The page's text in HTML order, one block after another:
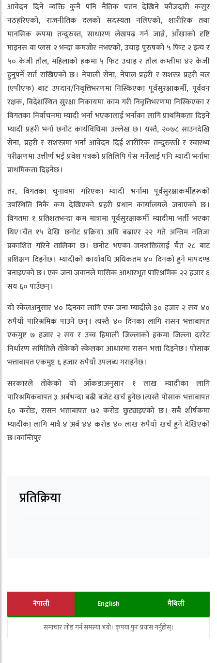
आवेदन दिने व्यक्ति कुनै पनि नैतिक पतन देखिने फौजदारी कसुर
नठहरिएको, राजनीतिक दलको सदस्यता नलिएको, शारीरिक तथा
मानसिक रूपमा तन्दुरुस्त, साधारण लेखपढ गर्न जान्ने, आँखाको दृष्टि
माइनस वा प्लस २ भन्दा कमजोर नभएको, उचाइ पुरुषको ५ फिट २ इन्च र
५० केजी तौल, महिलाको हकमा ५ फिट उचाइ र तौल कम्तीमा ४२ केजी
हुनुपर्ने सर्त राखिएको छ । नेपाली सेना, नेपाल प्रहरी र सशस्त्र प्रहरी बल
(एपीएफ) बाट उपदान/निवृत्तिभरणमा निस्किएका पूर्वसुरक्षाकर्मी, पूर्ववन
रक्षक, विदेशस्थित सुरक्षा निकायमा काम गरी निवृत्तिभरणमा निस्किएका र
विगतका निर्वाचनमा म्यादी भर्ना भएकालाई भर्नाका लागि प्राथमिकता दिइने
म्यादी प्रहरी भर्ना छनोट कार्यविधिमा उल्लेख छ । यस्तै, २०७८ साउनदेखि
सेना, प्रहरी र सशस्त्रमा भर्ना आवेदन दिई शारीरिक तन्दुरुस्ती र स्वास्थ्य
परीक्षणमा उत्तीर्ण भई प्रवेश पत्रको प्रतिलिपि पेस गर्नेलाई पनि म्यादी भर्नामा
प्राथमिकता दिइनेछ ।
तर, विगतका चुनावमा गरिएका म्यादी भर्नामा पूर्वसुरक्षाकर्मीहरूको
उपस्थिति निकै कम देखिएको प्रहरी प्रधान कार्यालयले जनाएको छ ।
विगतमा १ प्रतिशतभन्दा कम मात्रामा पूर्वसुरक्षाकर्मी म्यादीमा भर्ती भएका
थिए ।चैत १५ देखि छनोट प्रक्रिया अघि बढाएर २२ गते अन्तिम नतिजा
प्रकाशित गरिने तालिका छ । छनोट भएका जनशक्तिलाई चैत २८ बाट
प्रशिक्षण दिइनेछ । म्यादीको कार्यावधि अधिकतम ४० दिनको हुने मापदण्ड
बनाइएको छ । एक जना जवानले मासिक आधारभूत पारिश्रमिक २२ हजार ६
सय ६० पाउँछन् ।
यो स्केलअनुसार ४० दिनका लागि एक जना म्यादीले ३० हजार २ सय ४०
रुपैयाँ पारिश्रमिक पाउने छन् । त्यस्तै ४० दिनका लागि रासन भत्ताबापत
एकमुष्ट ७ हजार २ सय र उच्च हिमाली जिल्लाको हकमा जिल्ला दररेट
निर्धारण समितिले तोकेको स्केलका आधारमा रासन भत्ता दिइनेछ । पोसाक
भत्ताबापत एकमुष्ट ६ हजार रुपैयाँ उपलब्ध गराइनेछ ।
सरकारले तोकेको यो आँकडाअनुसार १ लाख म्यादीका लागि
पारिश्रमिकबापत ३ अर्बभन्दा बढी बजेट खर्च हुनेछ ।त्यस्तै पोसाक भत्ताबापत
६० करोड, रासन भत्ताबापत ७२ करोड छुट्याइएको छ । सबै शीर्षकमा
म्यादीका लागि मात्रै ४ अर्ब ४४ करोड ४० लाख रुपैयाँ खर्च हुने देखिएको
छ ।कान्तिपुर
प्रतिक्रिया
नेपाली English मैथिली
समाचार लोड गर्न समस्या भयो। कृपया पुनः प्रयास गर्नुहोस्।